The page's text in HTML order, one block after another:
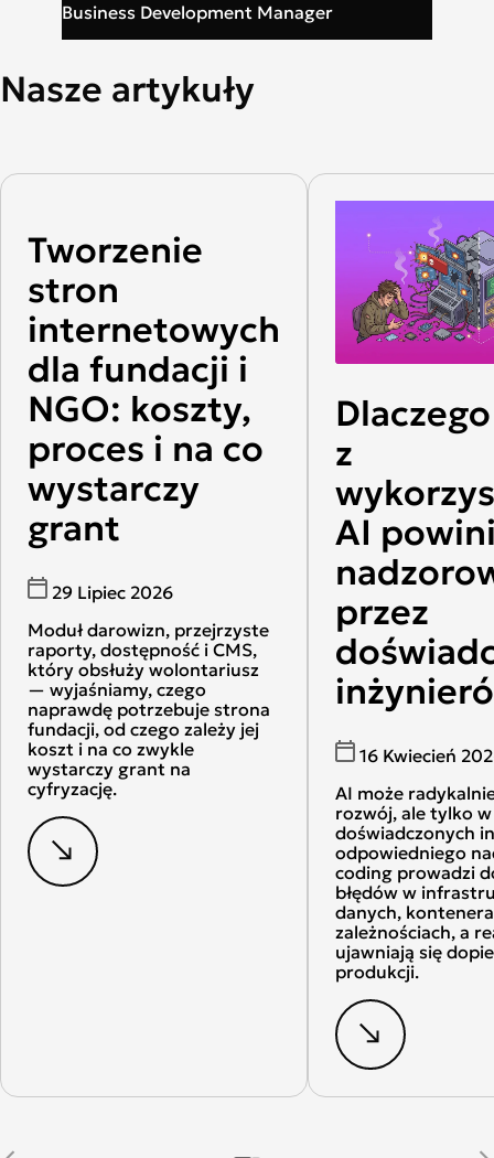
Business Development Manager
Nasze artykuły
Tworzenie
stron
internetowych
dla fundacji i
NGO: koszty,
proces i na co
wystarczy
grant
29 Lipiec 2026
Moduł darowizn, przejrzyste
raporty, dostępność i CMS,
który obsłuży wolontariusz
— wyjaśniamy, czego
naprawdę potrzebuje strona
fundacji, od czego zależy jej
koszt i na co zwykle
wystarczy grant na
cyfryzację.
z
AI
przez
16 Kwiecień
AI może
rozwój, ale tylko
doświadczonych
odpowiedniego
coding prowadzi
błędów w
danych,
zależnościach, a
ujawniają się
produkcji.